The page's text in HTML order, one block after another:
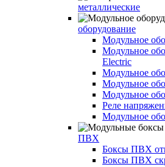
металлические
оборудование
Модульное
Модульное
Electric
Модульное
Модульное
Модульное
Реле
Модульное
ПВХ
Боксы ПВХ
Боксы ПВХ